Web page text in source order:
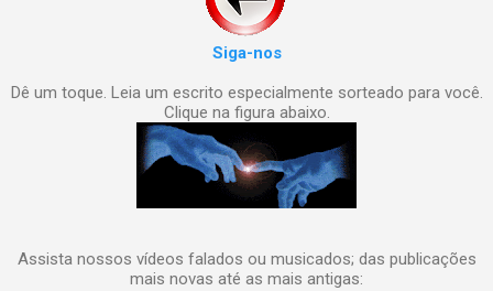
Siga-nos
Dê um toque. Leia um escrito especialmente sorteado para você.
Clique na figura abaixo.
Assista nossos vídeos falados ou musicados; das publicações
mais novas até as mais antigas: